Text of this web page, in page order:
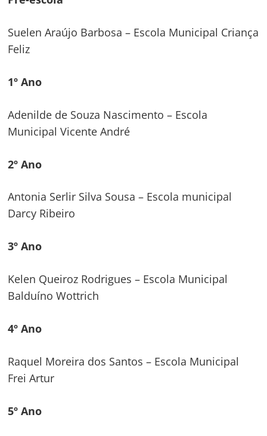
Suelen Araújo Barbosa – Escola Municipal Criança
Feliz
1º Ano
Adenilde de Souza Nascimento – Escola
Municipal Vicente André
2º Ano
Antonia Serlir Silva Sousa – Escola municipal
Darcy Ribeiro
3º Ano
Kelen Queiroz Rodrigues – Escola Municipal
Balduíno Wottrich
4º Ano
Raquel Moreira dos Santos – Escola Municipal
Frei Artur
5º Ano